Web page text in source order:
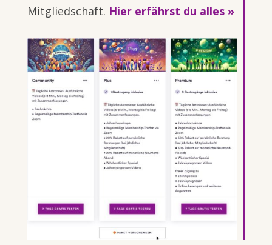
Mitgliedschaft. Hier erfährst du alles »